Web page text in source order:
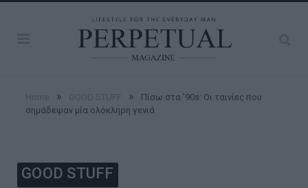
» »
Πίσω στα ’90s: Οι ταινίες που
σημάδεψαν μία ολόκληρη γενιά
GOOD STUFF